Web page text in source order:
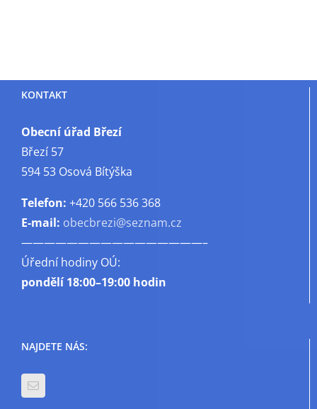
KONTAKT
Obecní úřad Březí
Březí 57
594 53 Osová Bítýška
Telefon: +420 566 536 368
E-mail: obecbrezi@seznam.cz
————————————————–
Úřední hodiny OÚ:
pondělí18:00–19:00 hodin
NAJDETE NÁS: